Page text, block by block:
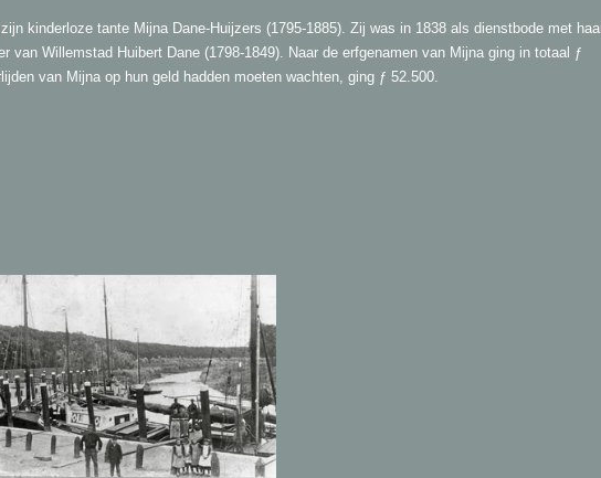
kinderloze tante Mijna Dane-Huijzers (1795-1885). Zij was in 1838 als dienstbode met
van Willemstad Huibert Dane (1798-1849). Naar de erfgenamen van Mijna ging in totaal ƒ
van Mijna op hun geld hadden moeten wachten, ging ƒ 52.500.